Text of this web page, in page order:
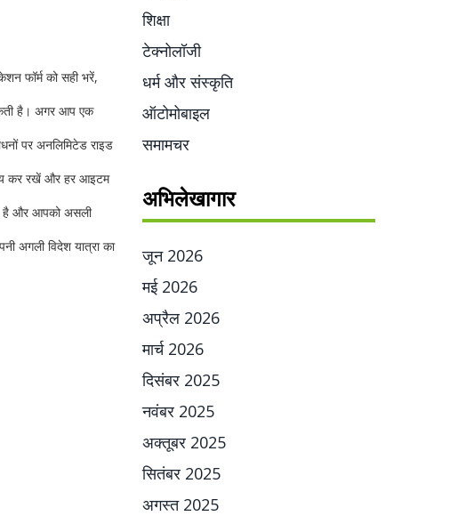
फॉर्म को सही भरें,
है। अगर आप एक
पर अनलिमिटेड राइड
कर रखें और हर आइटम
है और आपको असली
अगली विदेश यात्रा का
शिक्षा
टेक्नोलॉजी
धर्म और संस्कृति
ऑटोमोबाइल
समामचर
अभिलेखागार
जून 2026
मई 2026
अप्रैल 2026
मार्च 2026
दिसंबर 2025
नवंबर 2025
अक्तूबर 2025
सितंबर 2025
अगस्त 2025